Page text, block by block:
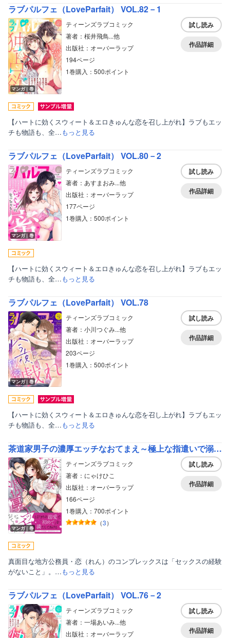
ラブパルフェ（LoveParfait） VOL.82－1
マンガ｜巻
ティーンズラブコミック
著者：桜井飛鳥...他
出版社：オーバーラップ
194ページ
1巻購入：500ポイント
試し読み
作品詳細
【ハートに効くスウィート＆エロきゅんな恋を召し上がれ】ラブもエッ
チも物語も、全…もっと見る
ラブパルフェ（LoveParfait） VOL.80－2
マンガ｜巻
ティーンズラブコミック
著者：あすまおみ...他
出版社：オーバーラップ
177ページ
1巻購入：500ポイント
試し読み
作品詳細
【ハートに効くスウィート＆エロきゅんな恋を召し上がれ】ラブもエッ
チも物語も、全…もっと見る
ラブパルフェ（LoveParfait） VOL.78
マンガ｜巻
ティーンズラブコミック
著者：小川つぐみ...他
出版社：オーバーラップ
203ページ
1巻購入：500ポイント
試し読み
作品詳細
【ハートに効くスウィート＆エロきゅんな恋を召し上がれ】ラブもエッ
チも物語も、全…もっと見る
茶道家男子の濃厚エッチなおてまえ～極上な指遣いで溺愛されちゃうっ【単行本版】【電子限定描き下ろし漫画付き】
マンガ｜巻
ティーンズラブコミック
著者：にゃけひこ
出版社：オーバーラップ
166ページ
1巻購入：700ポイント
（3）
試し読み
作品詳細
真面目な地方公務員・恋（れん）のコンプレックスは「セックスの経験
がないこと」。…もっと見る
ラブパルフェ（LoveParfait） VOL.76－2
ティーンズラブコミック
著者：一場あいみ...他
出版社：オーバーラップ
試し読み
作品詳細